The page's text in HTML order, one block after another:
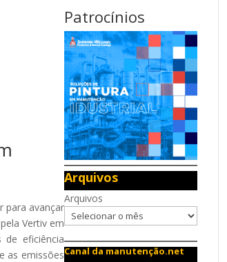
para avançar
Vertiv em
eficiência
as emissões
Patrocínios
Arquivos
Arquivos
Canal da manutenção.net